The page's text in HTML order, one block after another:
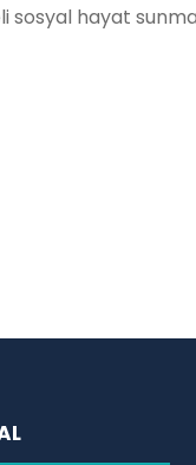
sosyal hayat